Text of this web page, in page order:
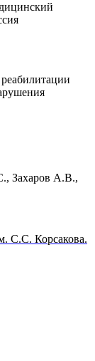
, Захаров А.В.,
С.С. Корсакова.